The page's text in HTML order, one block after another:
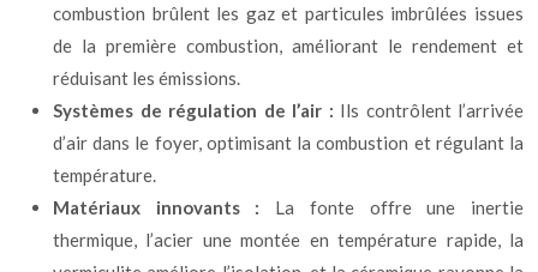
combustion brûlent les gaz et particules imbrûlées issues
de la première combustion, améliorant le rendement et
réduisant les émissions.
Systèmes de régulation de l’air : Ils contrôlent l’arrivée
d’air dans le foyer, optimisant la combustion et régulant la
température.
Matériaux innovants : La fonte offre une inertie
thermique, l’acier une montée en température rapide, la